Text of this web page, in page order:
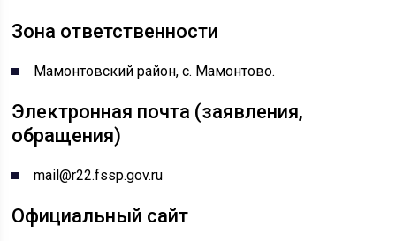
Зона ответственности
Мамонтовский район, c. Мамонтово.
Электронная почта (заявления,
обращения)
mail@r22.fssp.gov.ru
Официальный сайт